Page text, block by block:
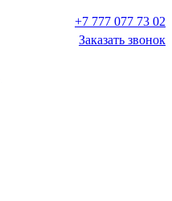
+7 777 077 73 02
Заказать звонок